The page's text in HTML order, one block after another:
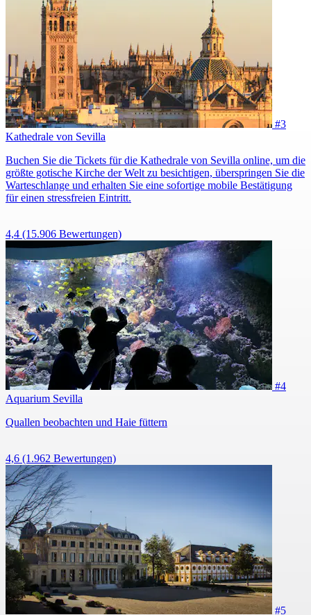
#3
Kathedrale von Sevilla
Buchen Sie die Tickets für die Kathedrale von Sevilla online, um die
größte gotische Kirche der Welt zu besichtigen, überspringen Sie die
Warteschlange und erhalten Sie eine sofortige mobile Bestätigung
für einen stressfreien Eintritt.
4,4 (15.906 Bewertungen)
#4
Aquarium Sevilla
Quallen beobachten und Haie füttern
4,6 (1.962 Bewertungen)
#5